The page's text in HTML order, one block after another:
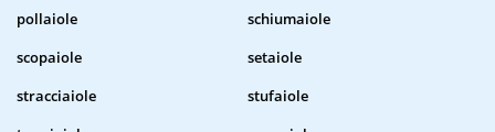
pollaiole
schiumaiole
scopaiole
setaiole
stracciaiole
stufaiole